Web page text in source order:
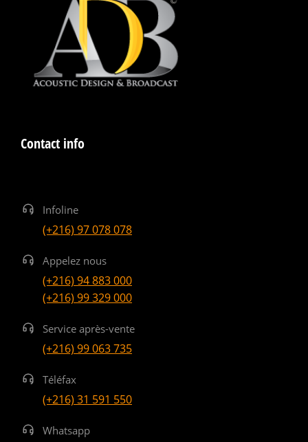
Contact info
Infoline
(+216) 97 078 078
Appelez nous
(+216) 94 883 000
(+216) 99 329 000
Service après-vente
(+216) 99 063 735
Téléfax
(+216) 31 591 550
Whatsapp